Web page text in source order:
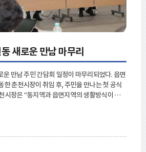
새로운 만남 마무리
운 만남 주민 간담회 일정이 마무리되었다. 읍면
한 춘천시장이 취임 후, 주민을 만나는 첫 공식
시장은 “동지역과 읍면지역의 생활방식이 다르
게 챙길 계획이며, 즉시 답변이 어려운 부분은
시정은 첨단지식산업 및 교육과 같은 경제 분